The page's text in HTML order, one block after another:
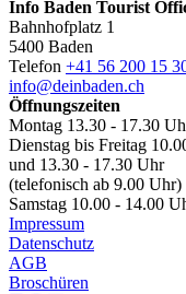
Info Baden Tourist
Bahnhofplatz 1
5400 Baden
Telefon +41 56 200 15
info@deinbaden.ch
Öffnungszeiten
Montag 13.30 - 17.30
Dienstag bis Freitag
und 13.30 - 17.30 Uhr
(telefonisch ab 9.00 Uhr)
Samstag 10.00 - 14.00
Impressum
Datenschutz
AGB
Broschüren